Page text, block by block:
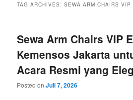
TAG ARCHIVES:SEWA ARM CHAIRS VIP
Sewa Arm Chairs VIP
Kemensos Jakarta
Acara Resmi yang
Posted onJuli 7, 2026